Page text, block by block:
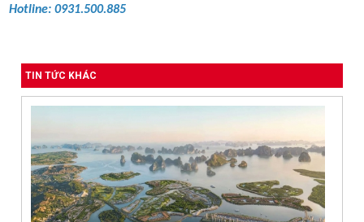
Hotline: 0931.500.885
TIN TỨC KHÁC